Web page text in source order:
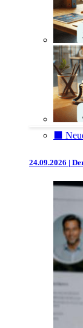
⬛️
24.09.2026 |